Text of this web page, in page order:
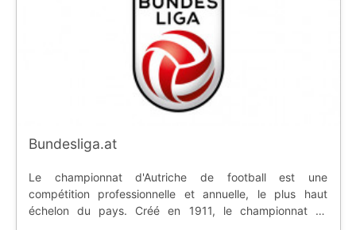
Bundesliga.at
Le championnat d'Autriche de football est une
compétition professionnelle et annuelle, le plus haut
échelon du pays. Créé en 1911, le championnat se